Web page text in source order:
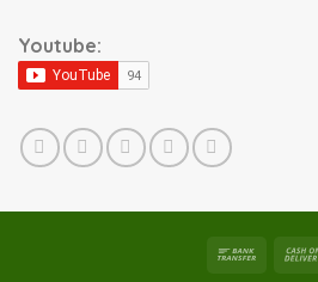
Youtube: